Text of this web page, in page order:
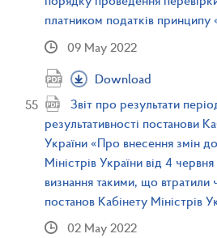
платником податків принципу
09 May 2022
Download
Звіт про результати
результативності постанови
України «Про внесення змін
Міністрів України від 4
визнання такими, що втратили
постанов Кабінету Міністрів
02 May 2022